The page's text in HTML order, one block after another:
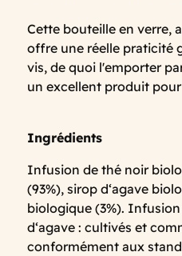
Cette bouteille en verre,
offre une réelle praticité
vis, de quoi l'emporter
un excellent produit
Ingrédients
Infusion de thé noir
(93%), sirop d‘agave
biologique (3%).
d‘agave : cultivés et
conformément aux